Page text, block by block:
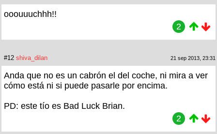
ooouuuchhh!!
2
#12 shiva_dilan 21 sep 2013, 23:31
Anda que no es un cabrón el del coche, ni mira a ver
cómo está ni si puede pasarle por encima.
PD: este tío es Bad Luck Brian.
2